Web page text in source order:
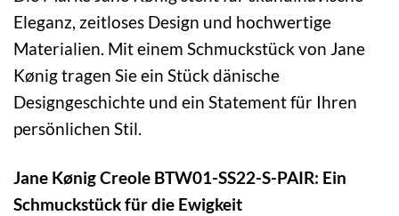
Eleganz, zeitloses Design und hochwertige
Materialien. Mit einem Schmuckstück von Jane
Kønig tragen Sie ein Stück dänische
Designgeschichte und ein Statement für Ihren
persönlichen Stil.
Jane Kønig Creole BTW01-SS22-S-PAIR: Ein
Schmuckstück für die Ewigkeit